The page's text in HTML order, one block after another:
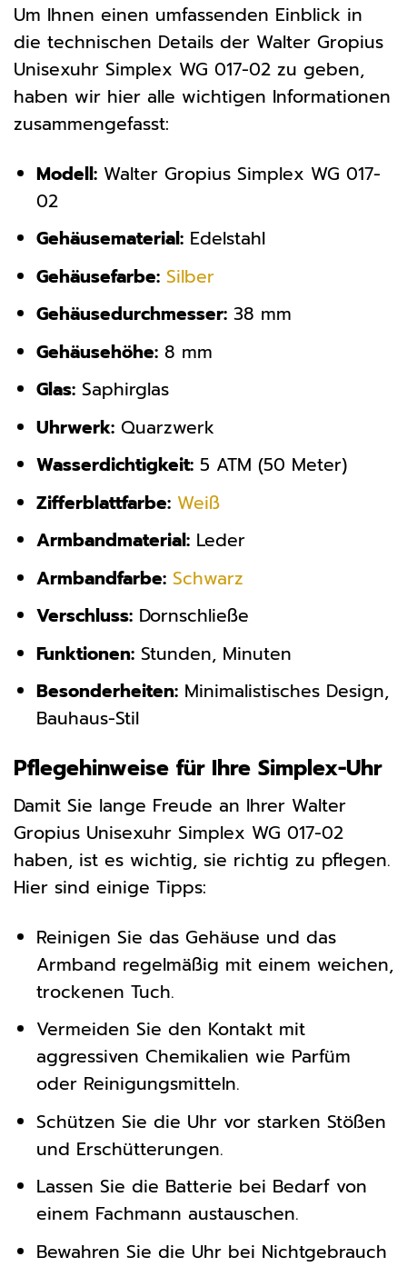
Um Ihnen einen umfassenden Einblick in
die technischen Details der Walter Gropius
Unisexuhr Simplex WG 017-02 zu geben,
haben wir hier alle wichtigen Informationen
zusammengefasst:
Modell:Walter Gropius Simplex WG 017-
02
Gehäusematerial:Edelstahl
Gehäusefarbe: Silber
Gehäusedurchmesser:38 mm
Gehäusehöhe:8 mm
Glas:Saphirglas
Uhrwerk:Quarzwerk
Wasserdichtigkeit:5 ATM (50 Meter)
Zifferblattfarbe: Weiß
Armbandmaterial:Leder
Armbandfarbe: Schwarz
Verschluss:Dornschließe
Funktionen:Stunden, Minuten
Besonderheiten:Minimalistisches Design,
Bauhaus-Stil
Pflegehinweise für Ihre Simplex-Uhr
Damit Sie lange Freude an Ihrer Walter
Gropius Unisexuhr Simplex WG 017-02
haben, ist es wichtig, sie richtig zu pflegen.
Hier sind einige Tipps:
Reinigen Sie das Gehäuse und das
Armband regelmäßig mit einem weichen,
trockenen Tuch.
Vermeiden Sie den Kontakt mit
aggressiven Chemikalien wie Parfüm
oder Reinigungsmitteln.
Schützen Sie die Uhr vor starken Stößen
und Erschütterungen.
Lassen Sie die Batterie bei Bedarf von
einem Fachmann austauschen.
Bewahren Sie die Uhr bei Nichtgebrauch